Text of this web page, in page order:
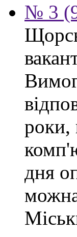
№ 3
роки,
дня